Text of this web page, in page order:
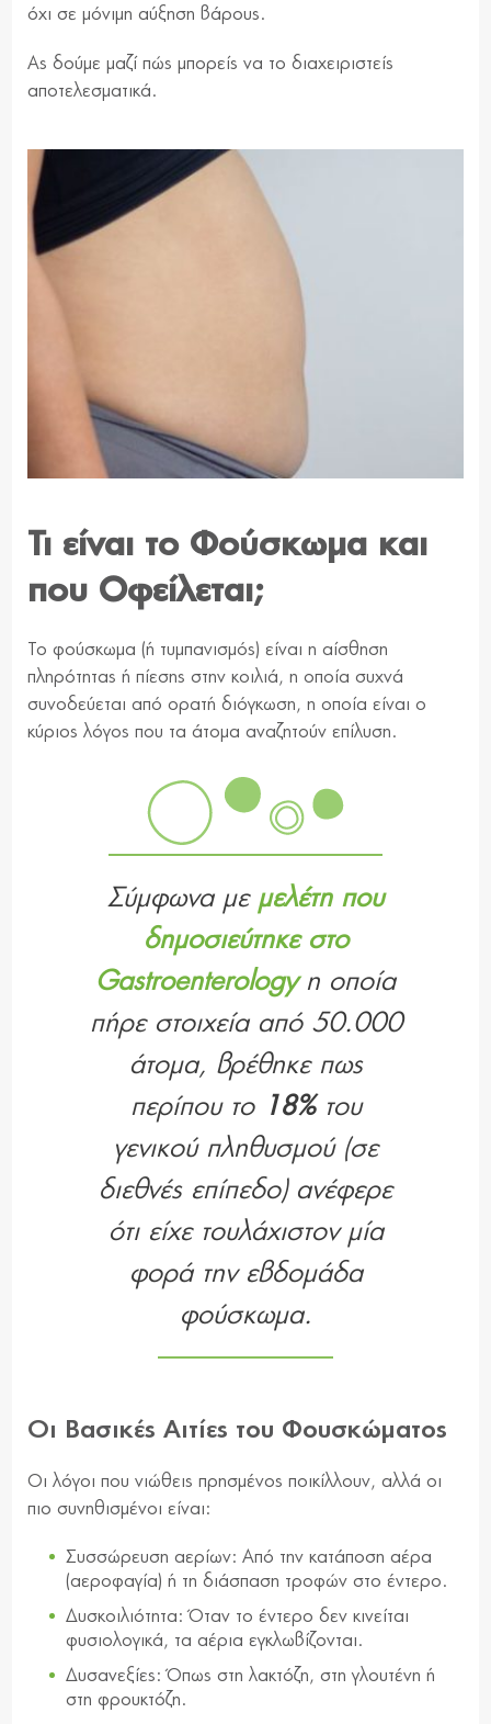
όχι σε μόνιμη αύξηση βάρους.
Ας δούμε μαζί πώς μπορείς να το διαχειριστείς
αποτελεσματικά.
Τι είναι το Φούσκωμα και
που Οφείλεται;
Το φούσκωμα (ή τυμπανισμός) είναι η αίσθηση
πληρότητας ή πίεσης στην κοιλιά, η οποία συχνά
συνοδεύεται από ορατή διόγκωση, η οποία είναι ο
κύριος λόγος που τα άτομα αναζητούν επίλυση.
Σύμφωνα με μελέτη που
δημοσιεύτηκε στο
Gastroenterologyη οποία
πήρε στοιχεία από 50.000
άτομα, βρέθηκε πως
περίπου το 18%του
γενικού πληθυσμού (σε
διεθνές επίπεδο) ανέφερε
ότι είχε τουλάχιστον μία
φορά την εβδομάδα
φούσκωμα.
Οι Βασικές Αιτίες του Φουσκώματος
Οι λόγοι που νιώθεις πρησμένος ποικίλλουν, αλλά οι
πιο συνηθισμένοι είναι:
Συσσώρευση αερίων: Από την κατάποση αέρα
(αεροφαγία) ή τη διάσπαση τροφών στο έντερο.
Δυσκοιλιότητα: Όταν το έντερο δεν κινείται
φυσιολογικά, τα αέρια εγκλωβίζονται.
Δυσανεξίες: Όπως στη λακτόζη, στη γλουτένη ή
στη φρουκτόζη.